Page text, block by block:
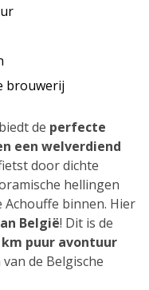
brouwerij
de perfecte
een welverdiend
door dichte
hellingen
binnen. Hier
België! Dit is de
km puur avontuur
de Belgische